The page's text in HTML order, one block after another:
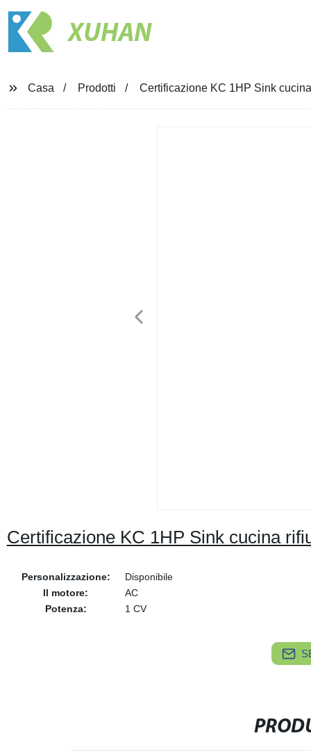
XUHAN
Casa Prodotti Certificazione KC 1HP Sink
Certificazione KC 1HP Sink cucina
Personalizzazione:
Disponibile
Il motore:
AC
Potenza:
1 CV